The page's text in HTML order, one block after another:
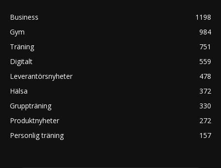
Business
1198
Gym
984
Träning
751
Digitalt
559
Leverantörsnyheter
478
Hälsa
372
Gruppträning
330
Produktnyheter
272
Personlig träning
157